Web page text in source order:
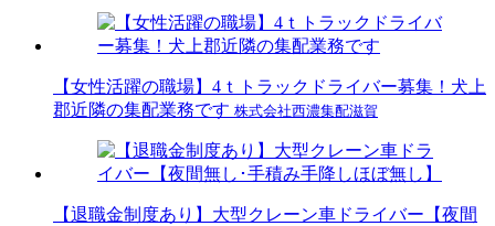
【女性活躍の職場】4ｔトラックドライバー募集！犬上
郡近隣の集配業務です 株式会社西濃集配滋賀
【退職金制度あり】大型クレーン車ドライバー【夜間